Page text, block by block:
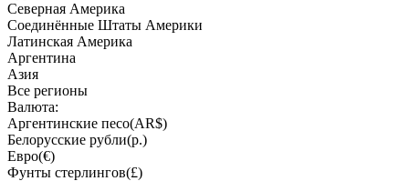
Северная Америка
Соединённые Штаты Америки
Латинская Америка
Аргентина
Азия
Все регионы
Валюта:
Аргентинские песо(AR$)
Белорусские рубли(р.)
Евро(€)
Фунты стерлингов(£)